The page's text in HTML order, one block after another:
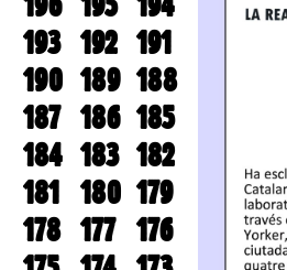
193 192 191
190 189 188
187 186 185
184 183 182
181 180 179
178 177 176